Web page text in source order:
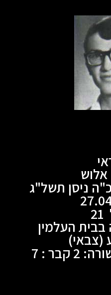
אלוש
ניסן תשל"ג
העלמין
(צבאי)